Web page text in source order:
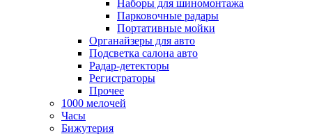
Наборы для шиномонтажа
Парковочные радары
Портативные мойки
Органайзеры для авто
Подсветка салона авто
Радар-детекторы
Регистраторы
Прочее
1000 мелочей
Часы
Бижутерия